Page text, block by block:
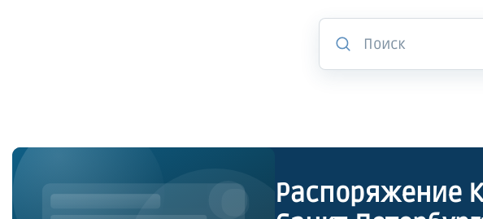
Распоряжение